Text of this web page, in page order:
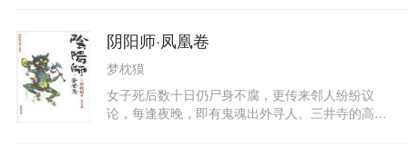
生动有趣，令人着迷。此外，梦枕虽写鬼神灵异之
事，却是用一种超脱的心态思索咒术、阴阳术与名
实的哲学问题，并关照到人性面，寓意深远，不流
于一般迷信，对男女情欲之事亦有独到观察。
高力士之忌而向玄宗进谗言，李白遂被逐出长安
城。了解此事来龙去脉的空海，远赴杨贵妃墓地所
在的马嵬坡。空海识破刘家和棉花田的妖怪皆因于
安禄山之乱时杨贵妃的悲剧性死亡，决心挖掘贵妃
的坟墓，一探究竟。在墓园前，空海和白居易——
也就是后来的大诗人白乐天初相逢。白居易向空海
阴阳师·凤凰卷
梦枕獏
女子死后数十日仍尸身不腐，更传来邻人纷纷议
论，每逢夜晚，即有鬼魂出外寻人。三井寺的高僧